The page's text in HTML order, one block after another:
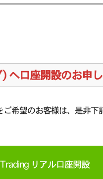
へ口座開設のお申
希望のお客様は、是非下
リアル口座開設